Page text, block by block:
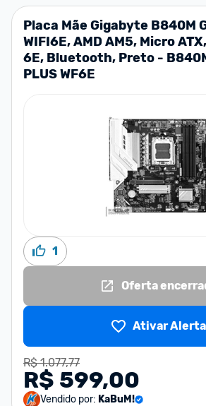
Placa Mãe Gigabyte B840M
WIFI6E, AMD AM5, Micro
6E, Bluetooth, Preto -
PLUS WF6E
1
Oferta
Ativar Alerta
R$ 1.077,77
R$ 599,00
Vendido por: KaBuM!